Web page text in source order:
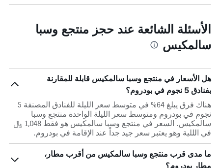
الأسئلة الشائعة عند حجز منتجع وسبا
سالمكيس
هل الأسعار في منتجع وسبا سالمكيس قابلة للمقارنة
بفنادق 5 نجوم في بودروم؟
هناك فرق يبلغ 64% في متوسط ​​سعر الليلة للفنادق المصنفة 5
نجوم في بودروم ومتوسط ​​سعر الليلة الواحدة منتجع وسبا
سالمكيس. السعر في منتجع وسبا سالمكيس هو فقط 1,048 ﷼
في الللية وهو يعتبر سعر جيد جداً عند الإقامة في بودروم.
ما مدى قرب منتجع وسبا سالمكيس من أقرب مطار،
مطار بودروم؟